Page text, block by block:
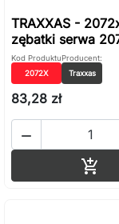
TRAXXAS -
zębatki serwa
Kod Produktu
2072X
Producent:
Traxxas
83,28 zł

